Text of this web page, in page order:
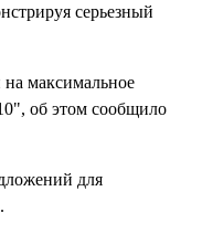
серьезный
максимальное
об этом сообщило
для